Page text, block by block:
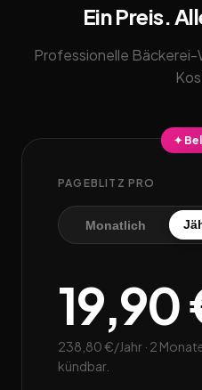
Ein Preis.
Professionelle
✦
PAGEBLITZ PRO
Monatlich
19,90
238,80 €/Jahr · 2
kündbar.